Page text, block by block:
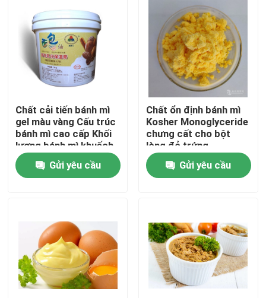
video
Chương trình VR
Về chúng tôi
Tham quan nhà máy
Kiểm soát chất lượng
Tin tức
Yêu cầu báo giá
Chất cải tiến bánh mì
gel màu vàng Cấu trúc
bánh mì cao cấp Khối
lượng bánh mì khuếch
đại Làm mềm nhanh
chóng Gửi yêu cầu
Chất ổn định bánh mì
Kosher Monoglyceride
chưng cất cho bột
lòng đỏ trứng
Gửi yêu cầu